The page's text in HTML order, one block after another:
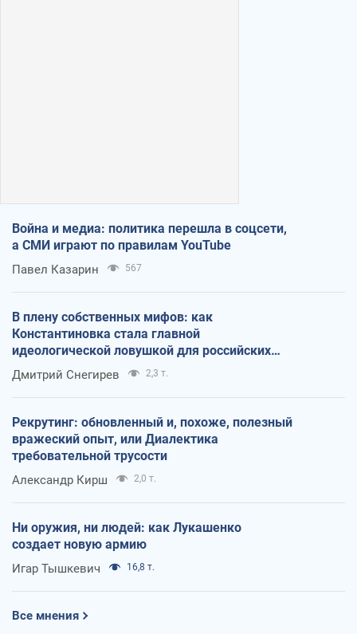
Война и медиа: политика перешла в соцсети,
а СМИ играют по правилам YouTube
Павел Казарин 567
В плену собственных мифов: как
Константиновка стала главной
идеологической ловушкой для российских
оккупантов
Дмитрий Снегирев 2,3 т.
Рекрутинг: обновленный и, похоже, полезный
вражеский опыт, или Диалектика
требовательной трусости
Александр Кирш 2,0 т.
Ни оружия, ни людей: как Лукашенко
создает новую армию
Игар Тышкевич 16,8 т.
Все мнения